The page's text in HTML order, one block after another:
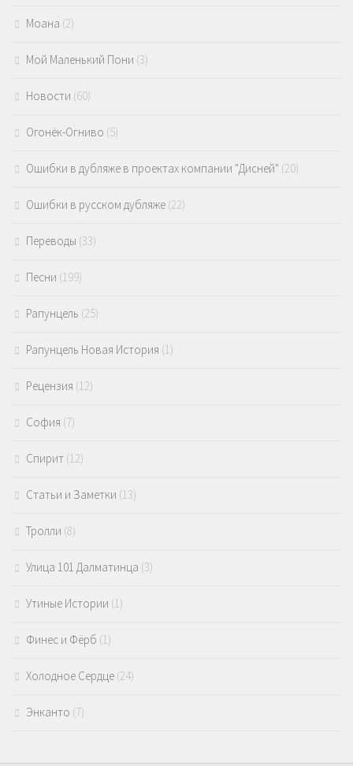
Моана (2)
Мой Маленький Пони (3)
Новости (60)
Огонёк-Огниво (5)
Ошибки в дубляже в проектах компании "Дисней" (20)
Ошибки в русском дубляже (22)
Переводы (33)
Песни (199)
Рапунцель (25)
Рапунцель Новая История (1)
Рецензия (12)
София (7)
Спирит (12)
Статьи и Заметки (13)
Тролли (8)
Улица 101 Далматинца (3)
Утиные Истории (1)
Финес и Фёрб (1)
Холодное Сердце (24)
Энканто (7)